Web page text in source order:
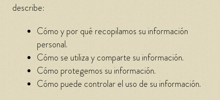
describe:
Cómo y por qué recopilamos su información
personal.
Cómo se utiliza y comparte su información.
Cómo protegemos su información.
Cómo puede controlar el uso de su información.